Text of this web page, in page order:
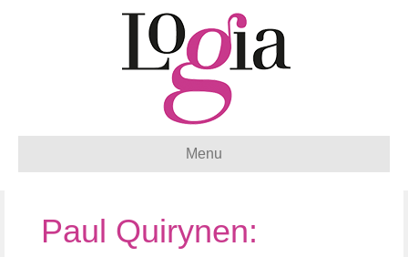
Menu
Paul Quirynen: